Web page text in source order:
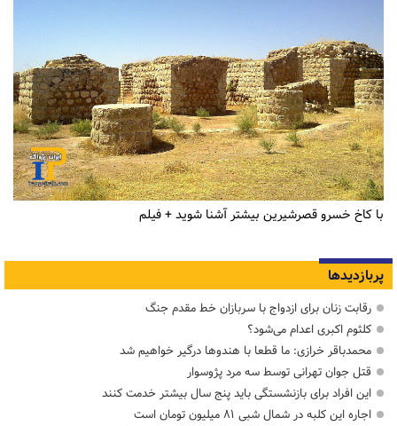
با کاخ خسرو قصرشیرین بیشتر آشنا شوید + فیلم
پربازدیدها
رقابت زنان برای ازدواج با سربازان خط مقدم جنگ
کلثوم اکبری اعدام می‌شود؟
محمدباقر خرازی: ما قطعا با هندوها درگیر خواهیم شد
قتل جوان تهرانی توسط سه مرد پژوسوار
این افراد برای بازنشستگی باید پنج سال بیشتر خدمت کنند
اجاره این کلبه در شمال شبی ۸۱ میلیون تومان است